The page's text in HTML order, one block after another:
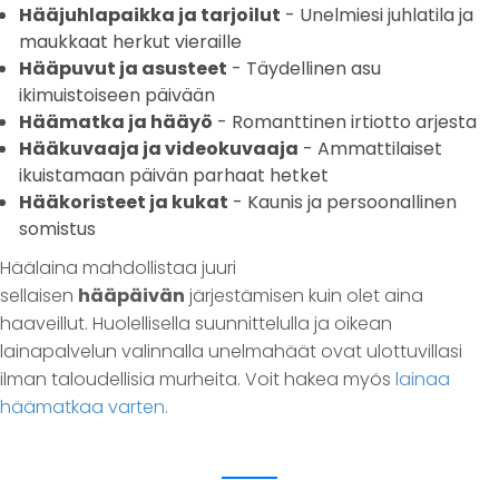
Hääjuhlapaikka ja tarjoilut - Unelmiesi juhlatila ja
maukkaat herkut vieraille
Hääpuvut ja asusteet - Täydellinen asu
ikimuistoiseen päivään
Häämatka ja hääyö - Romanttinen irtiotto arjesta
Hääkuvaaja ja videokuvaaja - Ammattilaiset
ikuistamaan päivän parhaat hetket
Hääkoristeet ja kukat - Kaunis ja persoonallinen
somistus
Häälaina mahdollistaa juuri
sellaisen hääpäivän järjestämisen kuin olet aina
haaveillut. Huolellisella suunnittelulla ja oikean
lainapalvelun valinnalla unelmahäät ovat ulottuvillasi
ilman taloudellisia murheita. Voit hakea myös lainaa
häämatkaa varten.